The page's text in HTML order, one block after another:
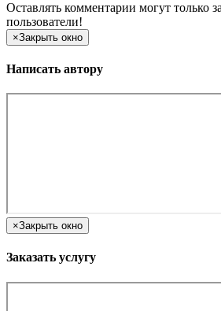
Оставлять комментарии могут только
пользователи!
×Закрыть окно
Написать автору
×Закрыть окно
Заказать услугу